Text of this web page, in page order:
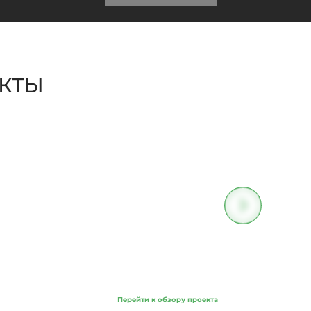
Перейти к обзору проекта